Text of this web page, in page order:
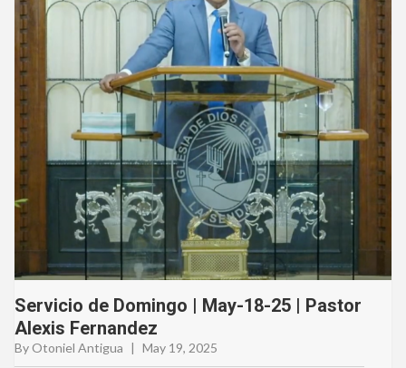
Servicio de Domingo | May-18-25 | Pastor
Alexis Fernandez
By Otoniel Antigua | May 19, 2025